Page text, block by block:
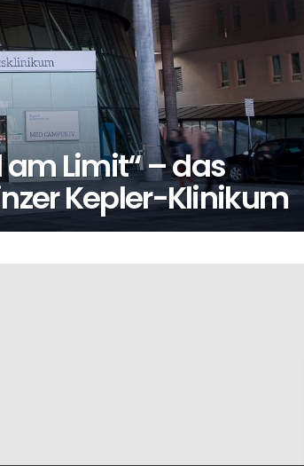
Limit“ – das
Kepler-Klinikum